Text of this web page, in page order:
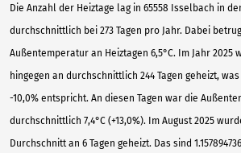
Die Anzahl der Heiztage lag in 65558 Isselbach in
durchschnittlich bei 273 Tagen pro Jahr. Dabei
Außentemperatur an Heiztagen 6,5°C. Im Jahr 2025
hingegen an durchschnittlich 244 Tagen geheizt,
-10,0% entspricht. An diesen Tagen war die
durchschnittlich 7,4°C (+13,0%). Im August 2025
Durchschnitt an 6 Tagen geheizt. Das sind